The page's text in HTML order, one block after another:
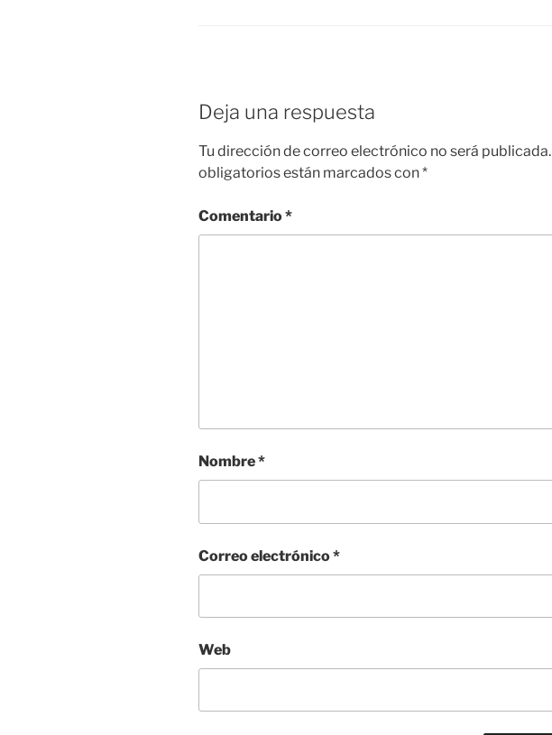
Deja una respuesta
Tu dirección de correo electrónico no será publicada.
obligatorios están marcados con*
Comentario*
Nombre*
Correo electrónico*
Web